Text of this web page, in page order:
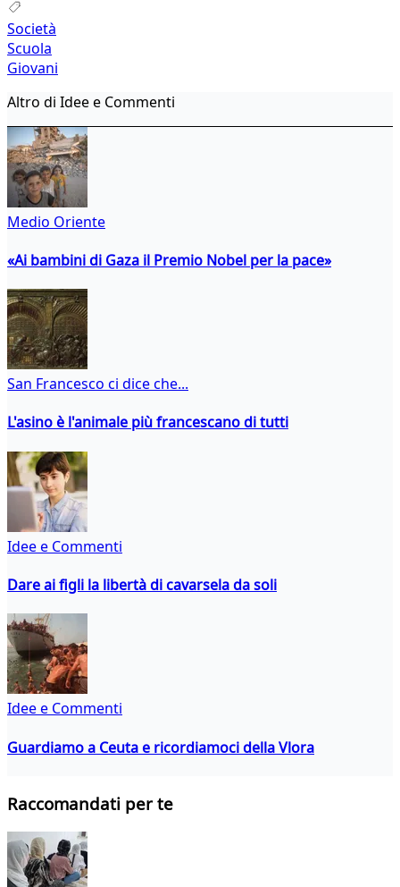
Società
Scuola
Giovani
Altro di Idee e Commenti
Medio Oriente
«Ai bambini di Gaza il Premio Nobel per la pace»
San Francesco ci dice che...
L'asino è l'animale più francescano di tutti
Idee e Commenti
Dare ai figli la libertà di cavarsela da soli
Idee e Commenti
Guardiamo a Ceuta e ricordiamoci della Vlora
Raccomandati per te